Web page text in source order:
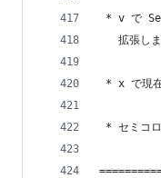
* v で
拡張しま
* x で現在
* セミコ